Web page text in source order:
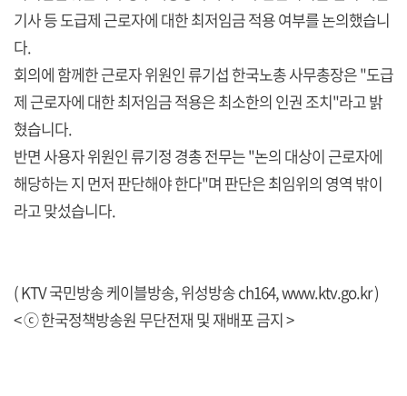
기사 등 도급제 근로자에 대한 최저임금 적용 여부를 논의했습니
다.
회의에 함께한 근로자 위원인 류기섭 한국노총 사무총장은 "도급
제 근로자에 대한 최저임금 적용은 최소한의 인권 조치"라고 밝
혔습니다.
반면 사용자 위원인 류기정 경총 전무는 "논의 대상이 근로자에
해당하는 지 먼저 판단해야 한다"며 판단은 최임위의 영역 밖이
라고 맞섰습니다.
( KTV 국민방송 케이블방송, 위성방송 ch164,www.ktv.go.kr)
< ⓒ 한국정책방송원 무단전재 및 재배포 금지 >